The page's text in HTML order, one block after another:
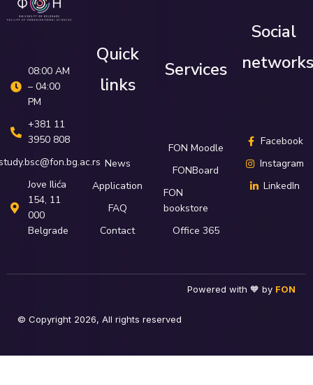
08:00 AM
– 04:00
PM
+381 11
3950 808
Јove Ilića
154, 11
000
Belgrade
Quick
links
News
Application
FAQ
Contact
Services
FON Moodle
FONBoard
FON
bookstore
Office 365
Social
networks
Facebook
Instagram
LinkedIn
Powered with 🧡 by FON
© Copyright 2026, All rights reserved